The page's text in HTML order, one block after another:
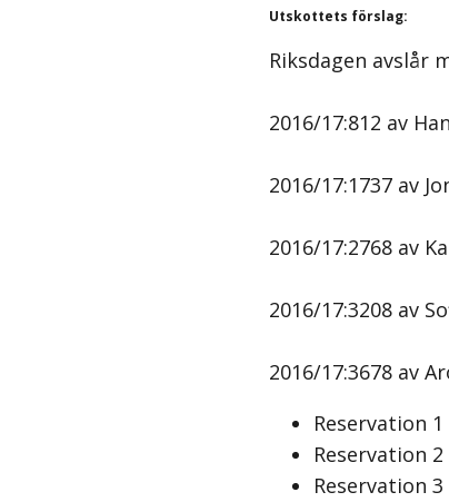
Utskottets förslag:
Riksdagen avslår
2016/17:812 av
2016/17:1737 av
2016/17:2768 av
2016/17:3208 av
2016/17:3678 av
Reservation 1
Reservation 2
Reservation 3